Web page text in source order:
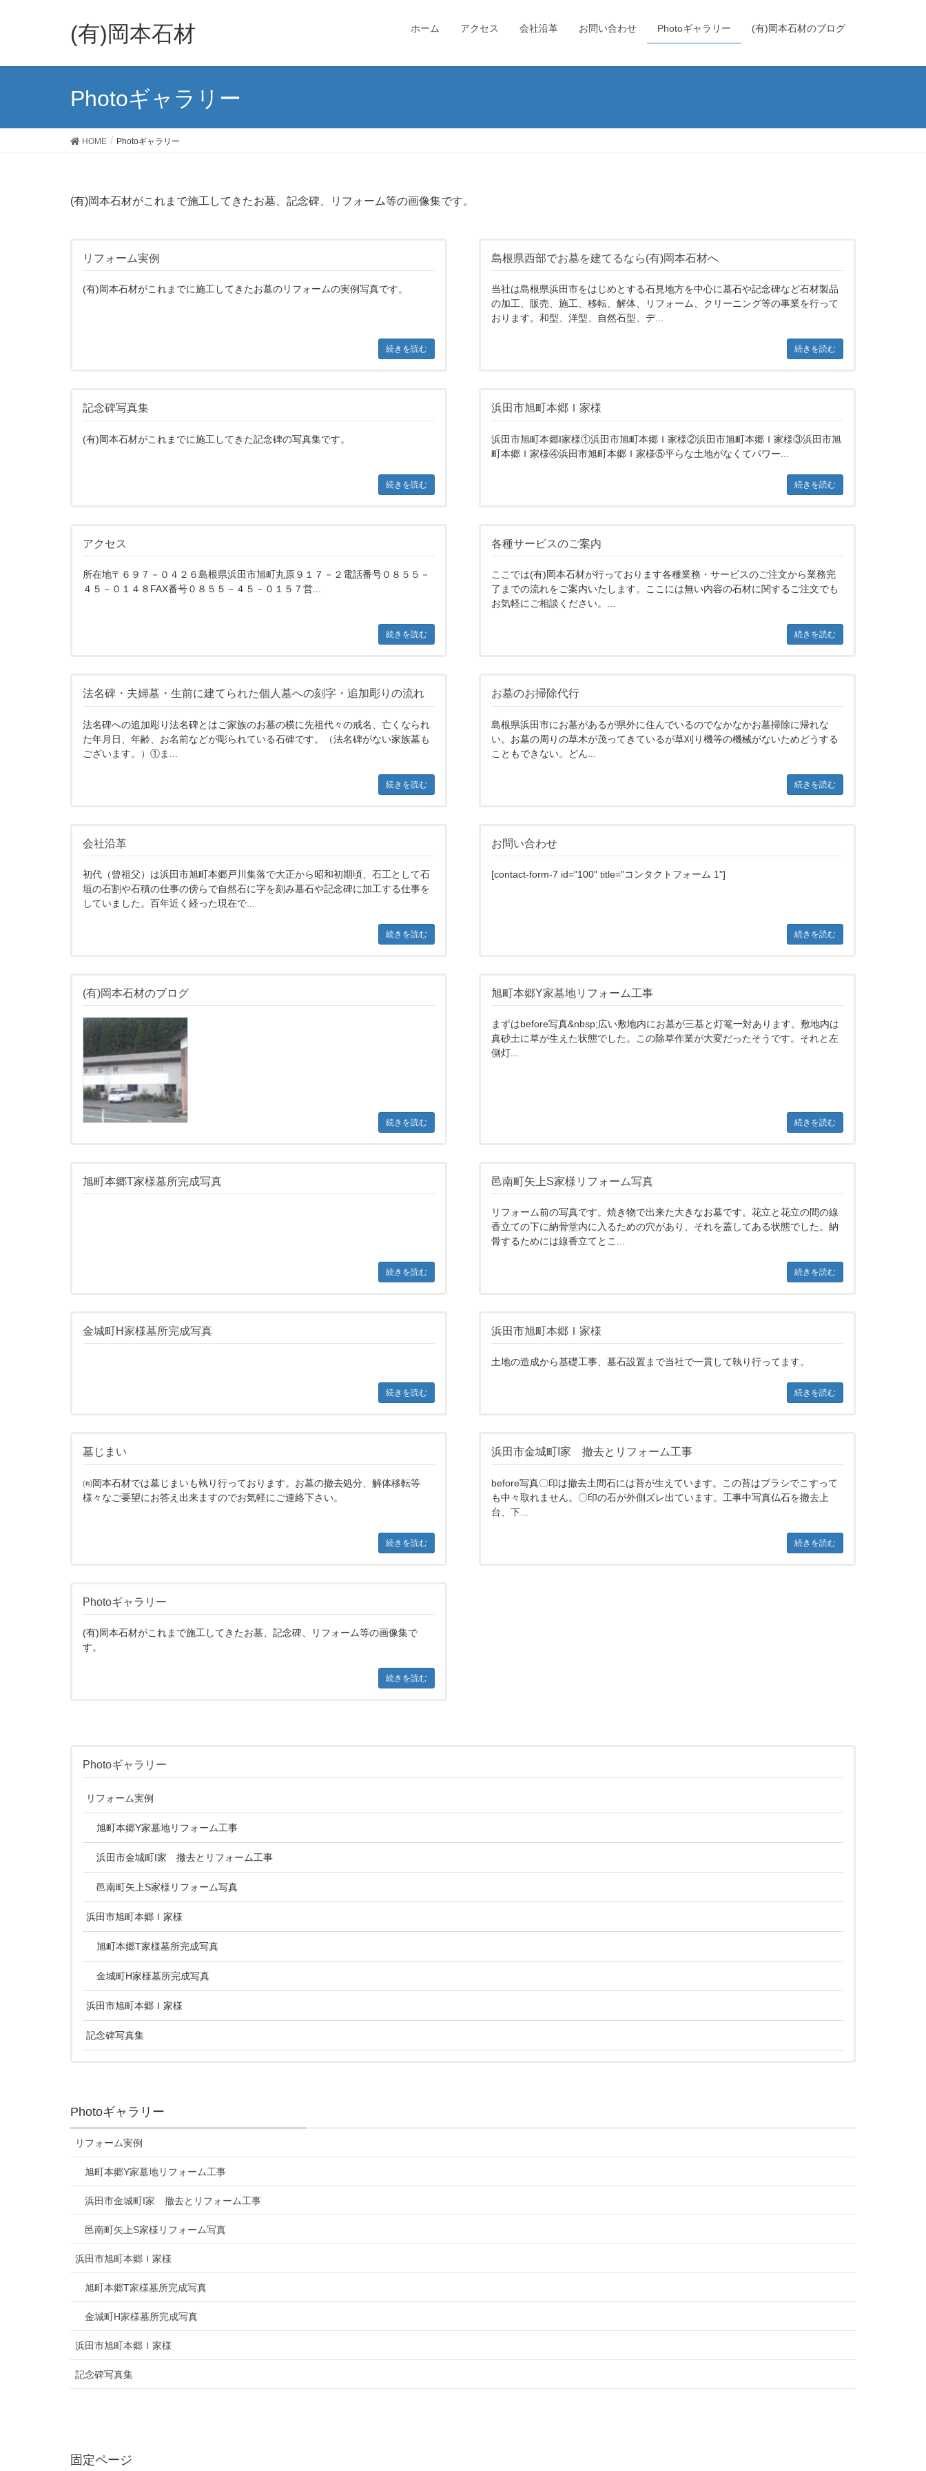
(有)岡本石材 ホーム アクセス 会社沿革 お問い合わせ Photoギャラリー (有)岡本石材のブログ
Photoギャラリー
HOME Photoギャラリー
(有)岡本石材がこれまで施工してきたお墓、記念碑、リフォーム等の画像集です。
リフォーム実例
(有)岡本石材がこれまでに施工してきたお墓のリフォームの実例写真です。
続きを読む
島根県西部でお墓を建てるなら(有)岡本石材へ
当社は島根県浜田市をはじめとする石見地方を中心に墓石や記念碑など石材製品
の加工、販売、施工、移転、解体、リフォーム、クリーニング等の事業を行って
おります。和型、洋型、自然石型、デ...
続きを読む
記念碑写真集
(有)岡本石材がこれまでに施工してきた記念碑の写真集です。
続きを読む
浜田市旭町本郷Ｉ家様
浜田市旭町本郷I家様①浜田市旭町本郷Ｉ家様②浜田市旭町本郷Ｉ家様③浜田市旭
町本郷Ｉ家様④浜田市旭町本郷Ｉ家様⑤平らな土地がなくてパワー...
続きを読む
アクセス
所在地〒６９７－０４２６島根県浜田市旭町丸原９１７－２電話番号０８５５－
４５－０１４８FAX番号０８５５－４５－０１５７営...
続きを読む
各種サービスのご案内
ここでは(有)岡本石材が行っております各種業務・サービスのご注文から業務完
了までの流れをご案内いたします。ここには無い内容の石材に関するご注文でも
お気軽にご相談ください。...
続きを読む
法名碑・夫婦墓・生前に建てられた個人墓への刻字・追加彫りの流れ
法名碑への追加彫り法名碑とはご家族のお墓の横に先祖代々の戒名、亡くなられ
た年月日、年齢、お名前などが彫られている石碑です。（法名碑がない家族墓も
ございます。）①ま...
続きを読む
お墓のお掃除代行
島根県浜田市にお墓があるが県外に住んでいるのでなかなかお墓掃除に帰れな
い。お墓の周りの草木が茂ってきているが草刈り機等の機械がないためどうする
こともできない。どん...
続きを読む
会社沿革
初代（曾祖父）は浜田市旭町本郷戸川集落で大正から昭和初期頃、石工として石
垣の石割や石積の仕事の傍らで自然石に字を刻み墓石や記念碑に加工する仕事を
していました。百年近く経った現在で...
続きを読む
お問い合わせ
[contact-form-7 id="100" title="コンタクトフォーム 1"]
続きを読む
(有)岡本石材のブログ
続きを読む
旭町本郷Y家墓地リフォーム工事
まずはbefore写真&nbsp;広い敷地内にお墓が三基と灯篭一対あります。敷地内は
真砂土に草が生えた状態でした。この除草作業が大変だったそうです。それと左
側灯...
続きを読む
旭町本郷T家様墓所完成写真
続きを読む
邑南町矢上S家様リフォーム写真
リフォーム前の写真です。焼き物で出来た大きなお墓です。花立と花立の間の線
香立ての下に納骨堂内に入るための穴があり、それを蓋してある状態でした。納
骨するためには線香立てとこ...
続きを読む
金城町H家様墓所完成写真
続きを読む
浜田市旭町本郷Ｉ家様
土地の造成から基礎工事、墓石設置まで当社で一貫して執り行ってます。
続きを読む
墓じまい
㈲岡本石材では墓じまいも執り行っております。お墓の撤去処分、解体移転等
様々なご要望にお答え出来ますのでお気軽にご連絡下さい。
続きを読む
浜田市金城町I家 撤去とリフォーム工事
before写真〇印は撤去土間石には苔が生えています。この苔はブラシでこすって
も中々取れません。〇印の石が外側ズレ出ています。工事中写真仏石を撤去上
台、下...
続きを読む
Photoギャラリー
(有)岡本石材がこれまで施工してきたお墓、記念碑、リフォーム等の画像集で
す。
続きを読む
Photoギャラリー
リフォーム実例
旭町本郷Y家墓地リフォーム工事
浜田市金城町I家 撤去とリフォーム工事
邑南町矢上S家様リフォーム写真
浜田市旭町本郷Ｉ家様
旭町本郷T家様墓所完成写真
金城町H家様墓所完成写真
浜田市旭町本郷Ｉ家様
記念碑写真集
Photoギャラリー
リフォーム実例
旭町本郷Y家墓地リフォーム工事
浜田市金城町I家 撤去とリフォーム工事
邑南町矢上S家様リフォーム写真
浜田市旭町本郷Ｉ家様
旭町本郷T家様墓所完成写真
金城町H家様墓所完成写真
浜田市旭町本郷Ｉ家様
記念碑写真集
固定ページ